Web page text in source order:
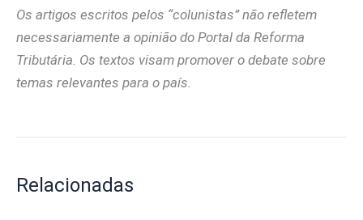
Os artigos escritos pelos “colunistas” não refletem
necessariamente a opinião do Portal da Reforma
Tributária. Os textos visam promover o debate sobre
temas relevantes para o país.
Relacionadas